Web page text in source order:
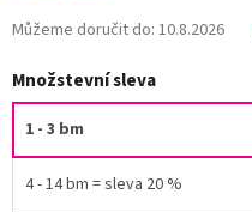
Můžeme doručit do: 10.8.2026
Množstevní sleva
1 - 3 bm
4 - 14 bm = sleva 20 %